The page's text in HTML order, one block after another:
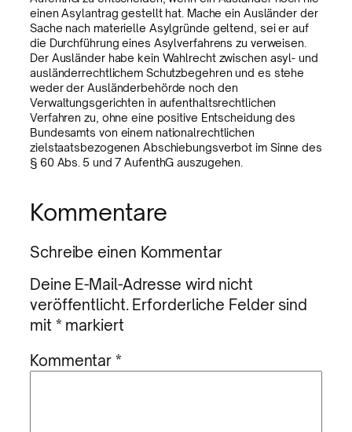
einen Asylantrag gestellt hat. Mache ein Ausländer der
Sache nach materielle Asylgründe geltend, sei er auf
die Durchführung eines Asylverfahrens zu verweisen.
Der Ausländer habe kein Wahlrecht zwischen asyl- und
ausländerrechtlichem Schutzbegehren und es stehe
weder der Ausländerbehörde noch den
Verwaltungsgerichten in aufenthaltsrechtlichen
Verfahren zu, ohne eine positive Entscheidung des
Bundesamts von einem nationalrechtlichen
zielstaatsbezogenen Abschiebungsverbot im Sinne des
§ 60 Abs. 5 und 7 AufenthG auszugehen.
Kommentare
Schreibe einen Kommentar
Deine E-Mail-Adresse wird nicht
veröffentlicht. Erforderliche Felder sind
mit * markiert
Kommentar*